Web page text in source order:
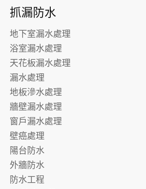
抓漏防水
地下室漏水處理
浴室漏水處理
天花板漏水處理
漏水處理
地板滲水處理
牆壁漏水處理
窗戶漏水處理
壁癌處理
陽台防水
外牆防水
防水工程